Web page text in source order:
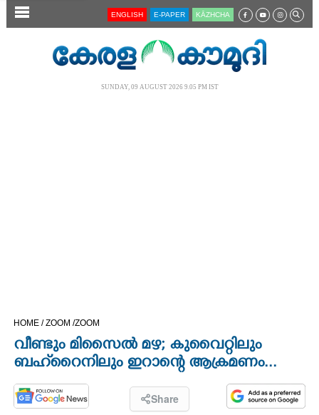
SECTIONS ENGLISH E-PAPER KĀZHCHA
SUNDAY, 09 AUGUST 2026 9.05 PM IST
HOME /ZOOM /ZOOM
വീണ്ടും മിസൈൽ മഴ; കുവൈറ്റിലും
ബഹ്‌റൈനിലും ഇറാന്റെ ആക്രമണം...
Share